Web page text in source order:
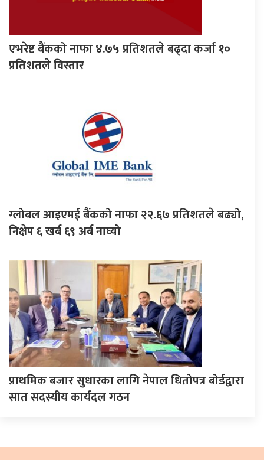
एभरेष्ट बैंकको नाफा ४.७५ प्रतिशतले बढ्दा कर्जा १०
प्रतिशतले विस्तार
ग्लोबल आइएमई बैंकको नाफा २२.६७ प्रतिशतले बढ्यो,
निक्षेप ६ खर्ब ६९ अर्ब नाघ्यो
प्राथमिक बजार सुधारका लागि नेपाल धितोपत्र बोर्डद्वारा
सात सदस्यीय कार्यदल गठन